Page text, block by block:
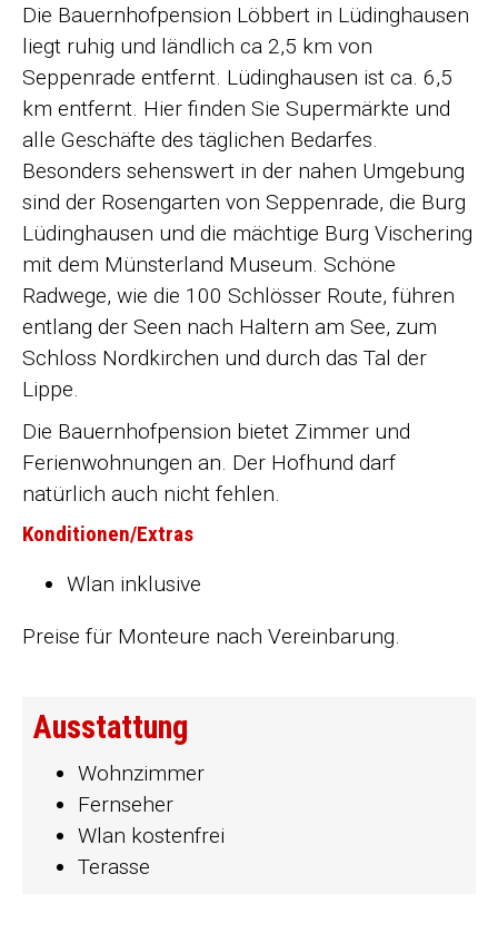
Die Bauernhofpension Löbbert in Lüdinghausen
liegt ruhig und ländlich ca 2,5 km von
Seppenrade entfernt. Lüdinghausen ist ca. 6,5
km entfernt. Hier finden Sie Supermärkte und
alle Geschäfte des täglichen Bedarfes.
Besonders sehenswert in der nahen Umgebung
sind der Rosengarten von Seppenrade, die Burg
Lüdinghausen und die mächtige Burg Vischering
mit dem Münsterland Museum. Schöne
Radwege, wie die 100 Schlösser Route, führen
entlang der Seen nach Haltern am See, zum
Schloss Nordkirchen und durch das Tal der
Lippe.
Die Bauernhofpension bietet Zimmer und
Ferienwohnungen an. Der Hofhund darf
natürlich auch nicht fehlen.
Konditionen/Extras
Wlan inklusive
Preise für Monteure nach Vereinbarung.
Ausstattung
Wohnzimmer
Fernseher
Wlan kostenfrei
Terasse